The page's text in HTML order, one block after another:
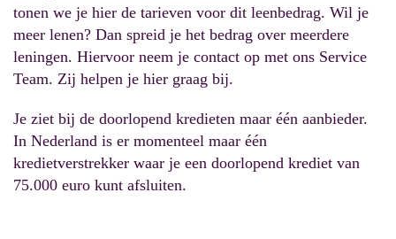
tonen we je hier de tarieven voor dit leenbedrag. Wil je
meer lenen? Dan spreid je het bedrag over meerdere
leningen. Hiervoor neem je contact op met ons Service
Team. Zij helpen je hier graag bij.
Je ziet bij de doorlopend kredieten maar één aanbieder.
In Nederland is er momenteel maar één
kredietverstrekker waar je een doorlopend krediet van
75.000 euro kunt afsluiten.